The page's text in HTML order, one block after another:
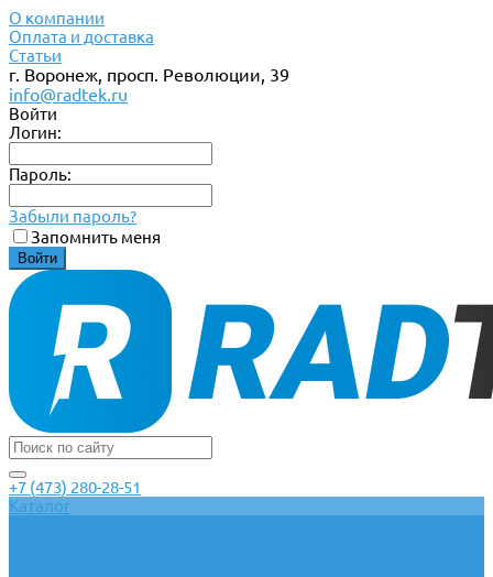
О компании
Оплата и доставка
Статьи
г. Воронеж, просп. Революции, 39
info@radtek.ru
Войти
Логин:
Пароль:
Забыли пароль?
Запомнить меня
+7 (473) 280-28-51
Каталог